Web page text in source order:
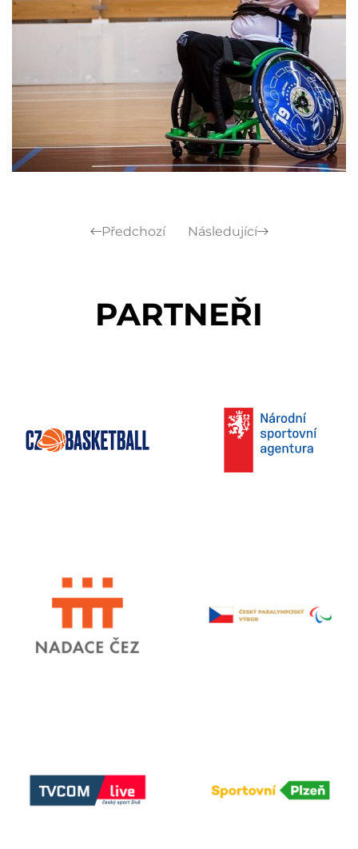
Předchozí Následující
PARTNEŘI